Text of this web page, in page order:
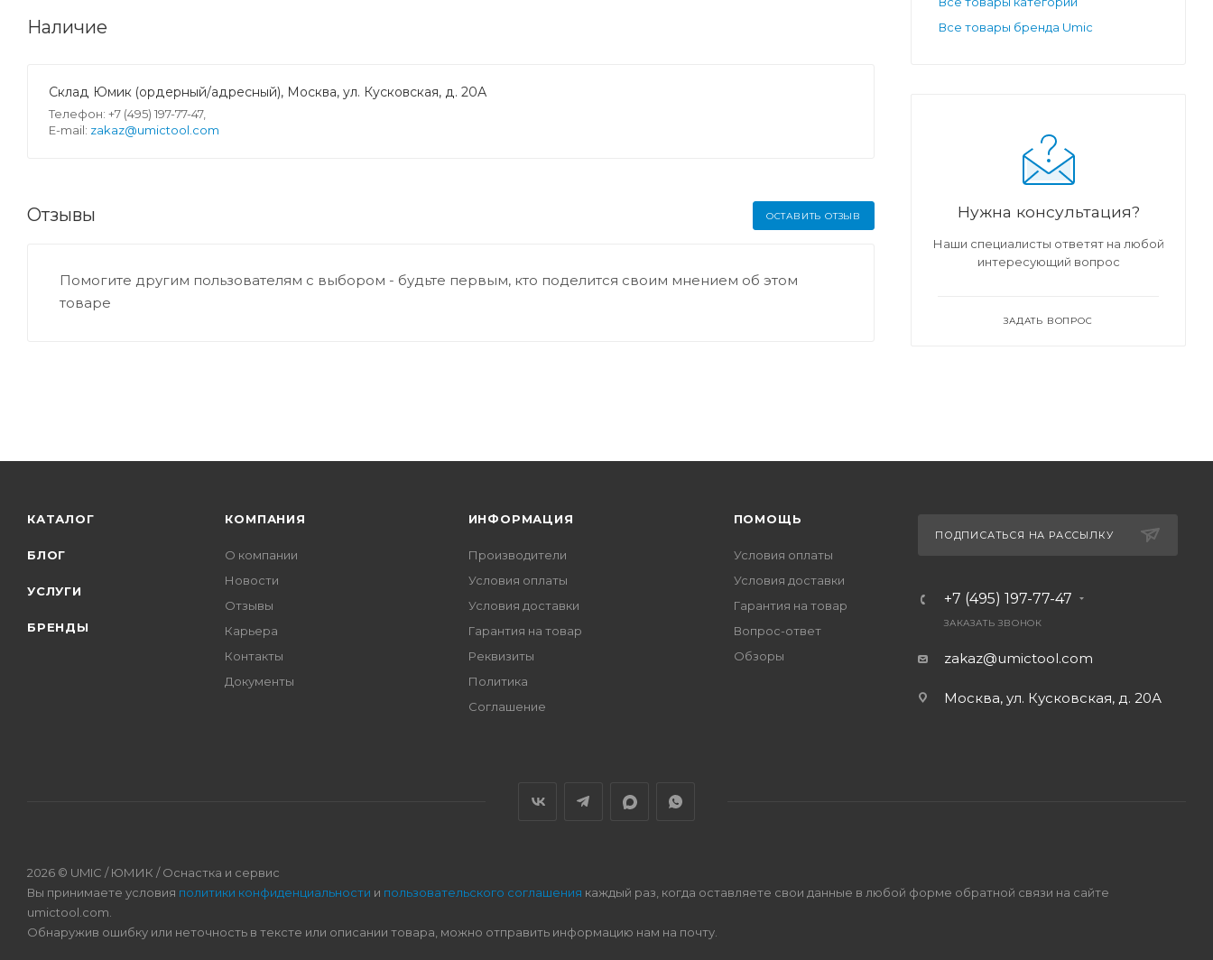
Наличие
Склад Юмик (ордерный/адресный), Москва, ул. Кусковская, д. 20А
Телефон: +7 (495) 197-77-47,
E-mail: zakaz@umictool.com
Отзывы ОСТАВИТЬ ОТЗЫВ
Помогите другим пользователям с выбором - будьте первым, кто поделится своим мнением об этом
товаре
Все товары бренда Umic
Нужна консультация?
Наши специалисты ответят на любой
интересующий вопрос
ЗАДАТЬ ВОПРОС
КАТАЛОГ
БЛОГ
УСЛУГИ
БРЕНДЫ
КОМПАНИЯ
О компании
Новости
Отзывы
Карьера
Контакты
Документы
ИНФОРМАЦИЯ
Производители
Условия оплаты
Условия доставки
Гарантия на товар
Реквизиты
Политика
Соглашение
ПОМОЩЬ
Условия оплаты
Условия доставки
Гарантия на товар
Вопрос-ответ
Обзоры
ПОДПИСАТЬСЯ НА РАССЫЛКУ
+7 (495) 197-77-47
ЗАКАЗАТЬ ЗВОНОК
zakaz@umictool.com
Москва, ул. Кусковская, д. 20А
2026 © UMIC / ЮМИК / Оснастка и сервис
Вы принимаете условия политики конфиденциальности и пользовательского соглашения каждый раз, когда оставляете свои данные в любой форме обратной связи на сайте
umictool.com.
Обнаружив ошибку или неточность в тексте или описании товара, можно отправить информацию нам на почту.